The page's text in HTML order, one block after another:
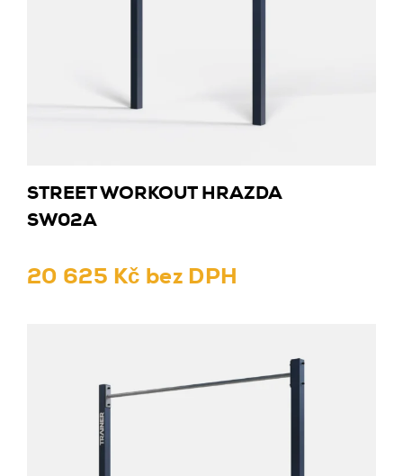
STREET WORKOUT HRAZDA
SW02A
20 625 Kč bez DPH